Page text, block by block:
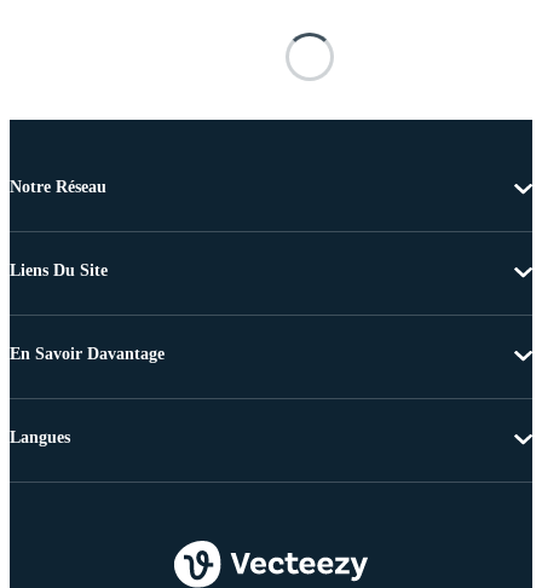
Notre Réseau
Liens Du Site
En Savoir Davantage
Langues